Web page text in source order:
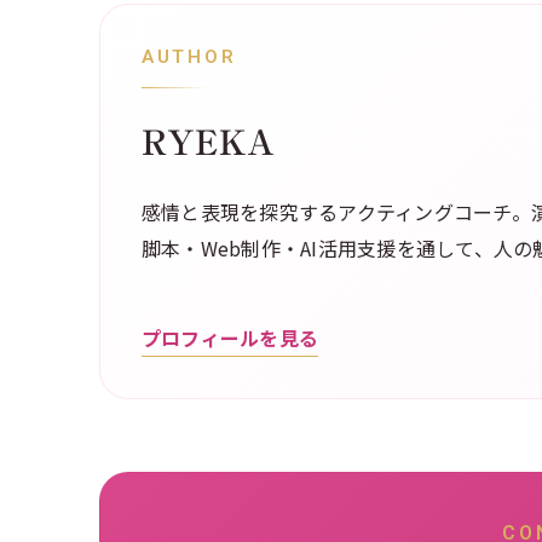
AUTHOR
RYEKA
感情と表現を探究するアクティングコーチ
脚本・Web制作・AI活用支援を通して、人
プロフィールを見る